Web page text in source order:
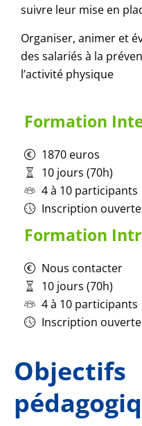
suivre leur mise en
Organiser, animer et
des salariés à la
l’activité physique
Formation
1870 euros
10 jours (70h)
4 à 10 participants
Inscription ouverte
Formation
Nous contacter
10 jours (70h)
4 à 10 participants
Inscription ouverte
Objectifs